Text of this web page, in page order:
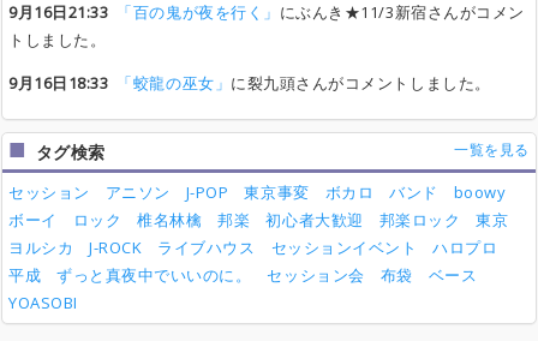
9月16日21:33
「百の鬼が夜を行く」 にぶんき★11/3新宿さんがコメン
トしました。
9月16日18:33
「蛟龍の巫女」 に裂九頭さんがコメントしました。
タグ検索 一覧を見る
セッション アニソン J-POP 東京事変 ボカロ バンド
boowy
ボーイ
ロック 椎名林檎 邦楽 初心者大歓迎 邦楽ロック
東京
ヨルシカ
J-ROCK ライブハウス セッションイベント
ハロプロ
平成
ずっと真夜中でいいのに。 セッション会 布袋
ベース
YOASOBI